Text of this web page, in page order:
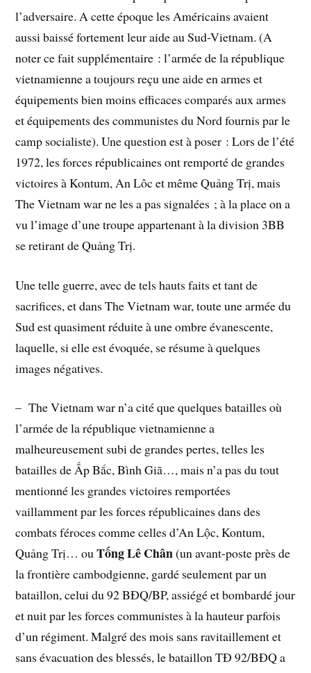
l’adversaire. A cette époque les Américains avaient
aussi baissé fortement leur aide au Sud-Vietnam. (A
noter ce fait supplémentaire : l’armée de la république
vietnamienne a toujours reçu une aide en armes et
équipements bien moins efficaces comparés aux armes
et équipements des communistes du Nord fournis par le
camp socialiste). Une question est à poser : Lors de l’été
1972, les forces républicaines ont remporté de grandes
victoires à Kontum, An Lôc et même Quảng Trị, mais
The Vietnam war ne les a pas signalées ; à la place on a
vu l’image d’une troupe appartenant à la division 3BB
se retirant de Quảng Trị.
Une telle guerre, avec de tels hauts faits et tant de
sacrifices, et dans The Vietnam war, toute une armée du
Sud est quasiment réduite à une ombre évanescente,
laquelle, si elle est évoquée, se résume à quelques
images négatives.
– The Vietnam war n’a cité que quelques batailles où
l’armée de la république vietnamienne a
malheureusement subi de grandes pertes, telles les
batailles de Ấp Bắc, Bình Giã…, mais n’a pas du tout
mentionné les grandes victoires remportées
vaillamment par les forces républicaines dans des
combats féroces comme celles d’An Lộc, Kontum,
Quảng Trị… ouTống Lê Chân(un avant-poste près de
la frontière cambodgienne, gardé seulement par un
bataillon, celui du 92 BĐQ/BP, assiégé et bombardé jour
et nuit par les forces communistes à la hauteur parfois
d’un régiment. Malgré des mois sans ravitaillement et
sans évacuation des blessés, le bataillon TĐ 92/BĐQ a